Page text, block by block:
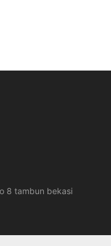
8 tambun bekasi